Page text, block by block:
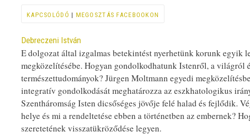
KAPCSOLÓDÓ | MEGOSZTÁS FACEBOOKON
Contributor
Debreczeni István
E dolgozat által izgalmas betekintést nyerhetünk korunk
megközelítésébe. Hogyan gondolkodhatunk Istenről, a világról
természettudományok? Jürgen Moltmann egyedi
integratív gondolkodását meghatározza az eszkhatologikus
Szentháromság Isten dicsőséges jövője felé halad és fejlődik.
helye és mi a rendeltetése ebben a történetben az embernek?
szeretetének visszatükröződése legyen.